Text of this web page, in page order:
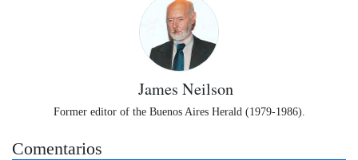
James Neilson
Former editor of the Buenos Aires Herald (1979-1986).
Comentarios